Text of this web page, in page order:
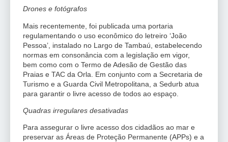
Drones e fotógrafos
Mais recentemente, foi publicada uma portaria
regulamentando o uso econômico do letreiro ‘João
Pessoa’, instalado no Largo de Tambaú, estabelecendo
normas em consonância com a legislação em vigor,
bem como com o Termo de Adesão de Gestão das
Praias e TAC da Orla. Em conjunto com a Secretaria de
Turismo e a Guarda Civil Metropolitana, a Sedurb atua
para garantir o livre acesso de todos ao espaço.
Quadras irregulares desativadas
Para assegurar o livre acesso dos cidadãos ao mar e
preservar as Áreas de Proteção Permanente (APPs) e a